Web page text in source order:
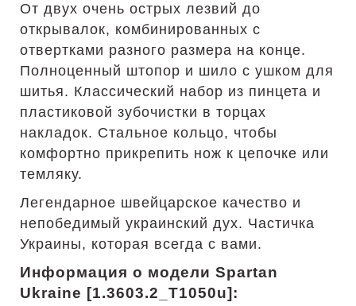
От двух очень острых лезвий до
открывалок, комбинированных с
отвертками разного размера на конце.
Полноценный штопор и шило с ушком для
шитья. Классический набор из пинцета и
пластиковой зубочистки в торцах
накладок. Стальное кольцо, чтобы
комфортно прикрепить нож к цепочке или
темляку.
Легендарное швейцарское качество и
непобедимый украинский дух. Частичка
Украины, которая всегда с вами.
Информация о модели Spartan
Ukraine [1.3603.2_T1050u]: